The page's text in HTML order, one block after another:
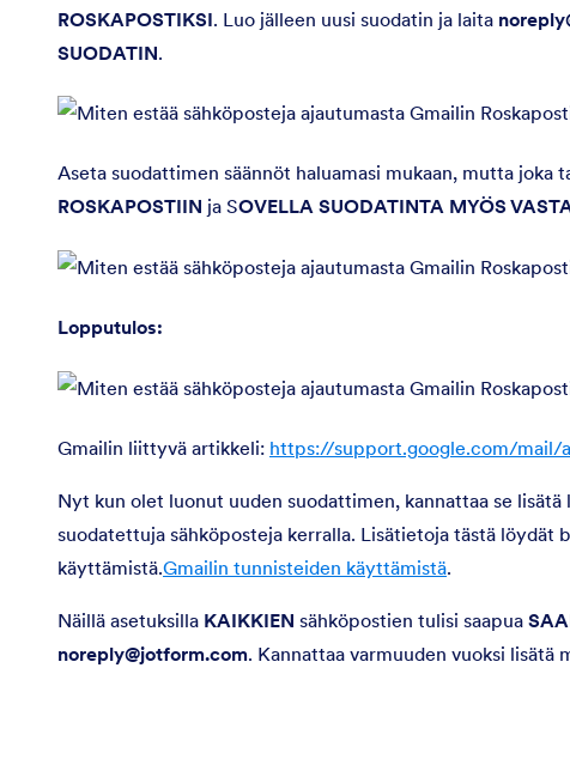
ROSKAPOSTIKSI. Luo jälleen uusi suodatin ja laita
SUODATIN.
Aseta suodattimen säännöt haluamasi mukaan, mutta joka
ROSKAPOSTIIN ja SOVELLA SUODATINTA MYÖS
Lopputulos:
Gmailin liittyvä artikkeli: https://support.google.com/mail/
Nyt kun olet luonut uuden suodattimen, kannattaa se
suodatettuja sähköposteja kerralla. Lisätietoja tästä
käyttämistä.Gmailin tunnisteiden käyttämistä.
Näillä asetuksilla KAIKKIEN sähköpostien tulisi saapua
noreply@jotform.com. Kannattaa varmuuden vuoksi lisätä